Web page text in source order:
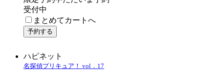
まとめてカートへ
名探偵プリキュア！ vol．15
DVD